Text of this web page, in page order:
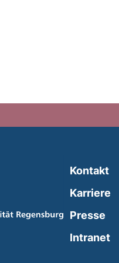
Kontakt
Karriere
Presse
Intranet